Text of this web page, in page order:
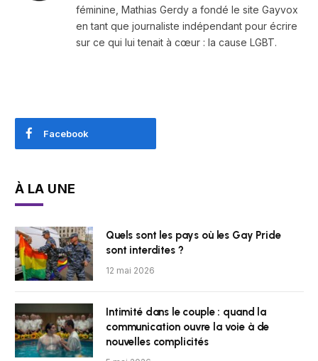
féminine, Mathias Gerdy a fondé le site Gayvox
en tant que journaliste indépendant pour écrire
sur ce qui lui tenait à cœur : la cause LGBT.
Facebook
À LA UNE
Quels sont les pays où les Gay Pride
sont interdites ?
12 mai 2026
Intimité dans le couple : quand la
communication ouvre la voie à de
nouvelles complicités